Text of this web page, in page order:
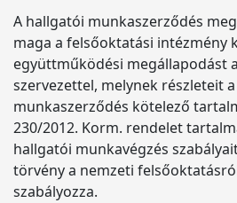
A hallgatói munkaszerződés
maga a felsőoktatási intézmény
együttműködési megállapodást
szervezettel, melynek részleteit
munkaszerződés kötelező
230/2012. Korm. rendelet
hallgatói munkavégzés szabályait
törvény a nemzeti
szabályozza.